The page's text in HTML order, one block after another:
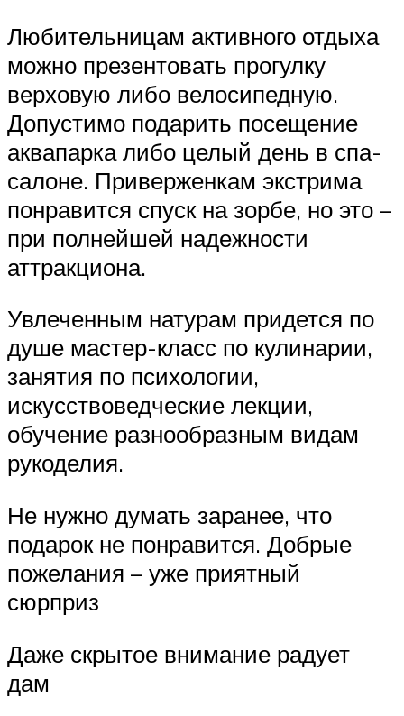
Любительницам активного отдыха
можно презентовать прогулку
верховую либо велосипедную.
Допустимо подарить посещение
аквапарка либо целый день в спа-
салоне. Приверженкам экстрима
понравится спуск на зорбе, но это –
при полнейшей надежности
аттракциона.
Увлеченным натурам придется по
душе мастер-класс по кулинарии,
занятия по психологии,
искусствоведческие лекции,
обучение разнообразным видам
рукоделия.
Не нужно думать заранее, что
подарок не понравится. Добрые
пожелания – уже приятный
сюрприз
Даже скрытое внимание радует
дам